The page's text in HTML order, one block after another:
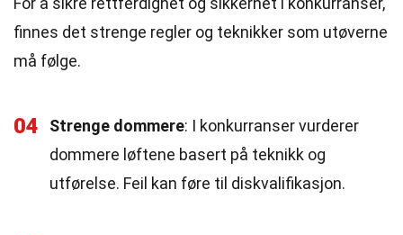
finnes det strenge regler og teknikker som utøverne
må følge.
04 Strenge dommere: I konkurranser vurderer
dommere løftene basert på teknikk og
utførelse. Feil kan føre til diskvalifikasjon.